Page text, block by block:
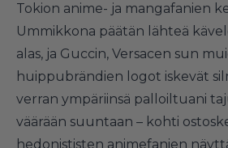
Tokion anime- ja mangafanien
Ummikkona päätän lähteä
alas, ja Guccin, Versacen sun
huippubrändien logot iskevät
verran ympäriinsä palloiltuani
väärään suuntaan – kohti
hedonististen animefanien